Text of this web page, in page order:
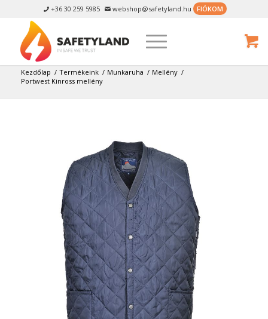
 +36 30 259 5985  webshop@safetyland.hu FIÓKOM
Kezdőlap / Termékeink / Munkaruha / Mellény /
Portwest Kinross mellény